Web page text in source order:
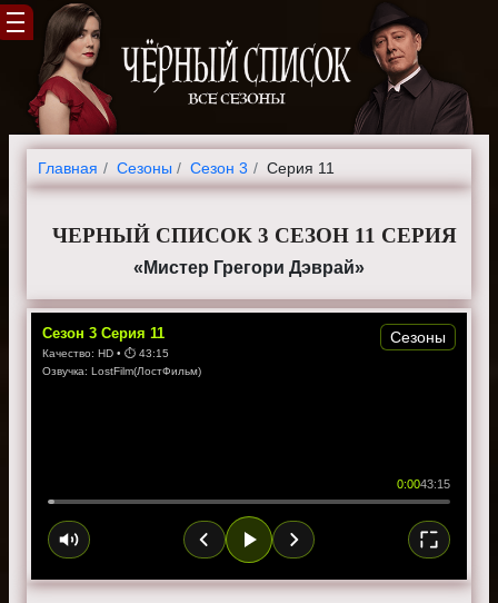
Главная Cезоны Сезон 3 Серия 11
ЧЕРНЫЙ СПИСОК 3 СЕЗОН 11 СЕРИЯ
«Мистер Грегори Дэврай»
Сезон 3 Серия 11
Качество: HD • ⏱ 43:15
Озвучка: LostFilm(ЛостФильм)
0:0043:15
Сезоны